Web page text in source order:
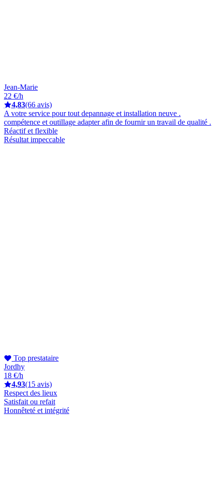
Jean-Marie
22 €/h
4,83(66 avis)
A votre service pour tout depannage et installation neuve .
compétence et outillage adapter afin de fournir un travail de qualité .
Réactif et flexible
Résultat impeccable
Top prestataire
Jordhy
18 €/h
4,93(15 avis)
Respect des lieux
Satisfait ou refait
Honnêteté et intégrité